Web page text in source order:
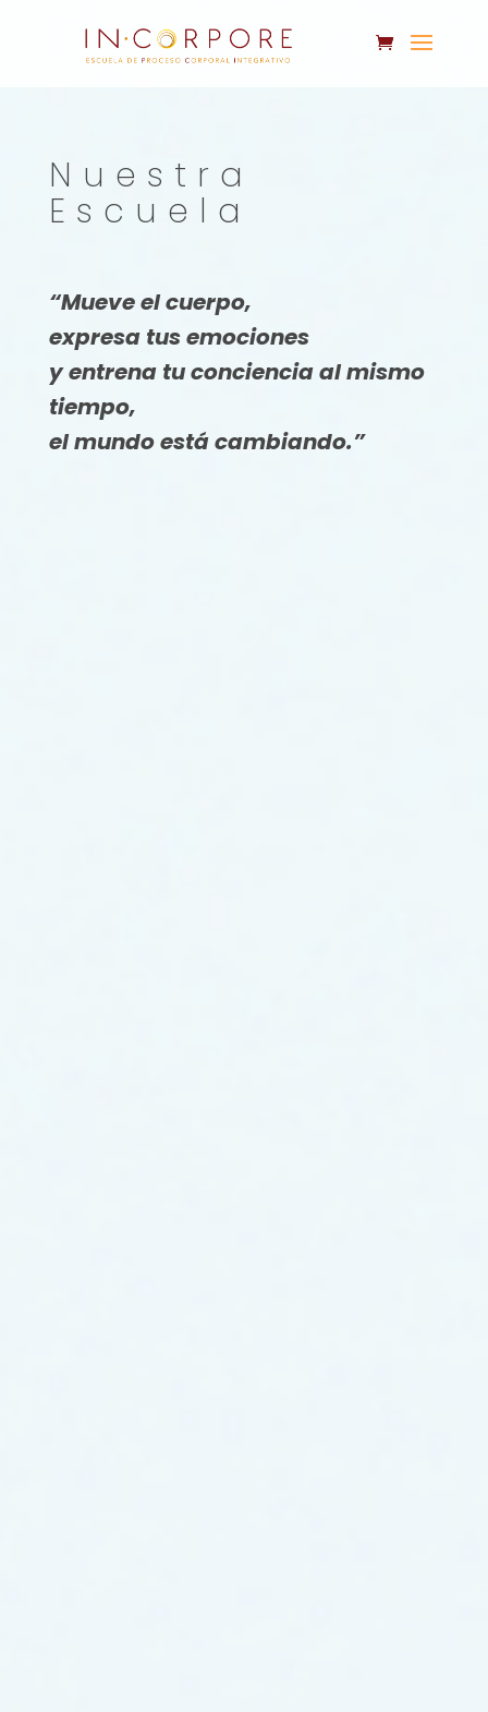
Nuestra
Escuela
“Mueve el cuerpo,
expresa tus emociones
y entrena tu conciencia al mismo
tiempo,
el mundo está cambiando.”